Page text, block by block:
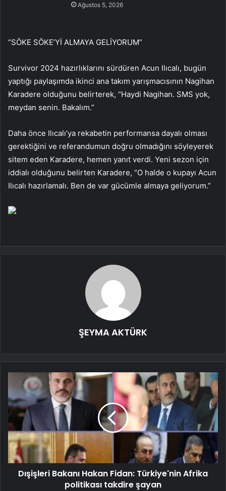
Ağustos 5, 2026
“SÖKE SÖKE’Yİ ALMAYA GELİYORUM”
Survivor 2024 hazırlıklarını sürdüren Acun Ilıcalı, bugün
yaptığı paylaşımda ikinci ana takım yarışmacısının Nagihan
Karadere olduğunu belirterek, “Haydi Nagihan. SMS yok,
meydan senin. Bakalım.”
Daha önce Ilıcalı’ya rekabetin performansa dayalı olması
gerektiğini ve referandumun doğru olmadığını söyleyerek
sitem eden Karadere, hemen yanıt verdi. Yeni sezon için
iddialı olduğunu belirten Karadere, “O halde o kupayı Acun
Ilıcalı hazırlamalı. Ben de var gücümle almaya geliyorum.”
ŞEYMA AKTÜRK
Dışişleri Bakanı Hakan Fidan: Türkiye'nin Afrika
politikası takdire şayan